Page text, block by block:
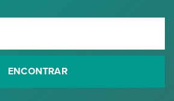
ENCONTRAR